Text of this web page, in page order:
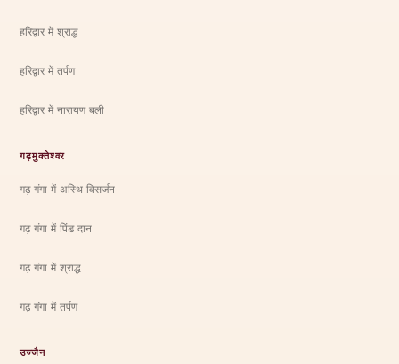
हरिद्वार में श्राद्ध
हरिद्वार में तर्पण
हरिद्वार में नारायण बली
गढ़मुक्तेश्वर
गढ़ गंगा में अस्थि विसर्जन
गढ़ गंगा में पिंड दान
गढ़ गंगा में श्राद्ध
गढ़ गंगा में तर्पण
उज्जैन